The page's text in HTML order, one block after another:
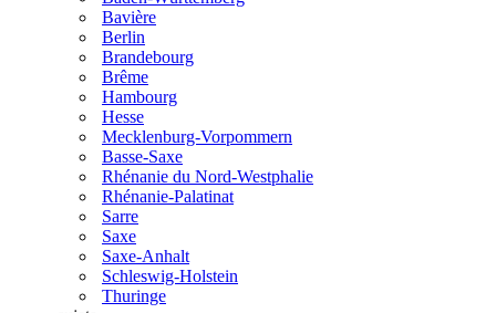
Bavière
Berlin
Brandebourg
Brême
Hambourg
Hesse
Mecklenburg-Vorpommern
Basse-Saxe
Rhénanie du Nord-Westphalie
Rhénanie-Palatinat
Sarre
Saxe
Saxe-Anhalt
Schleswig-Holstein
Thuringe